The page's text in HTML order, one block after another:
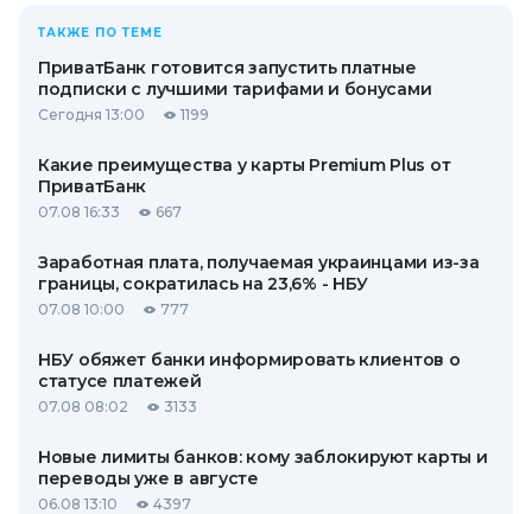
ТАКЖЕ ПО ТЕМЕ
ПриватБанк готовится запустить платные
подписки с лучшими тарифами и бонусами
Сегодня 13:00 1199
Какие преимущества у карты Premium Plus от
ПриватБанк
07.08 16:33 667
Заработная плата, получаемая украинцами из-за
границы, сократилась на 23,6% - НБУ
07.08 10:00 777
НБУ обяжет банки информировать клиентов о
статусе платежей
07.08 08:02 3133
Новые лимиты банков: кому заблокируют карты и
переводы уже в августе
06.08 13:10 4397